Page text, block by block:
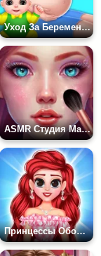
Уход За Беременной Мамой
ASMR Студия Макияжа и Преображения
Принцессы Обожают Розовые Наряды